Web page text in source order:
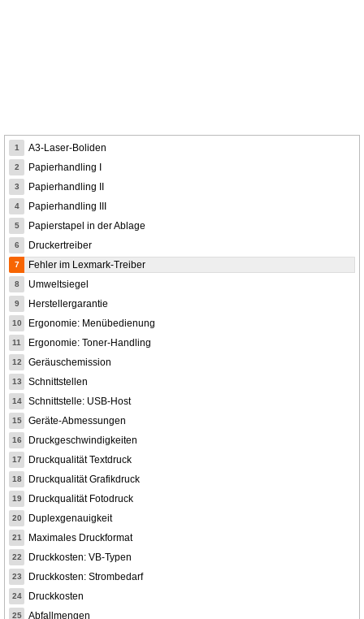
1 A3-Laser-Boliden
2 Papierhandling I
3 Papierhandling II
4 Papierhandling III
5 Papierstapel in der Ablage
6 Druckertreiber
7 Fehler im Lexmark-Treiber
8 Umweltsiegel
9 Herstellergarantie
10 Ergonomie: Menübedienung
11 Ergonomie: Toner-Handling
12 Geräuschemission
13 Schnittstellen
14 Schnittstelle: USB-Host
15 Geräte-Abmessungen
16 Druckgeschwindigkeiten
17 Druckqualität Textdruck
18 Druckqualität Grafikdruck
19 Druckqualität Fotodruck
20 Duplexgenauigkeit
21 Maximales Druckformat
22 Druckkosten: VB-Typen
23 Druckkosten: Strombedarf
24 Druckkosten
25 Abfallmengen